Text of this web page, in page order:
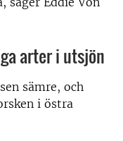
arter i utsjön
sämre, och
i östra